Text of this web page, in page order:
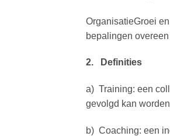
OrganisatieGroei
bepalingen
2. Definities
a) Training: een
gevolgd kan
b) Coaching: een